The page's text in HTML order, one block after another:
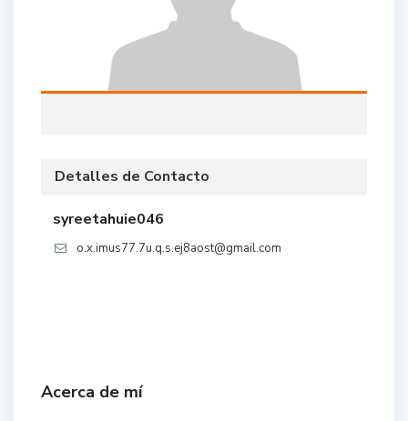
Detalles de Contacto
syreetahuie046
o.x.imus77.7u.q.s.ej8aost@gmail.com
Acerca de mí